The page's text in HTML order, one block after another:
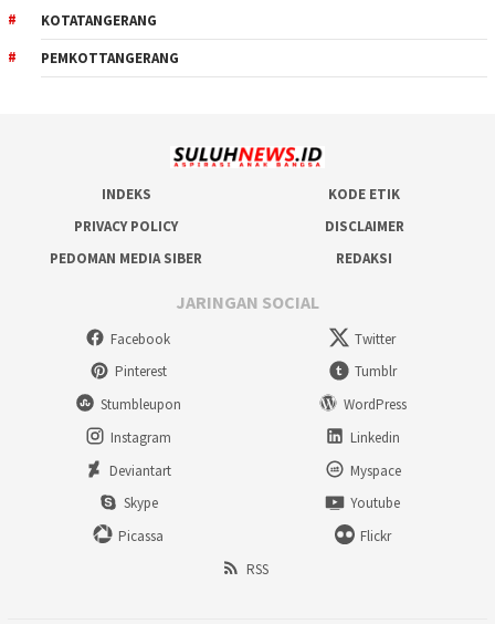
KOTATANGERANG
PEMKOTTANGERANG
INDEKS
KODE ETIK
PRIVACY POLICY
DISCLAIMER
PEDOMAN MEDIA SIBER
REDAKSI
JARINGAN SOCIAL
Facebook
Twitter
Pinterest
Tumblr
Stumbleupon
WordPress
Instagram
Linkedin
Deviantart
Myspace
Skype
Youtube
Picassa
Flickr
RSS